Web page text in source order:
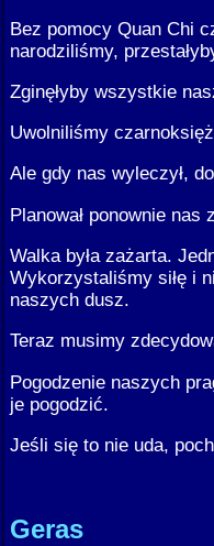
Bez pomocy Quan Chi
narodziliśmy,
Zginęłyby wszystkie
Uwolniliśmy
Ale gdy nas wyleczył,
Planował ponownie nas
Walka była zażarta.
Wykorzystaliśmy siłę i
naszych dusz.
Teraz musimy
Pogodzenie naszych
je pogodzić.
Jeśli się to nie uda,
Geras